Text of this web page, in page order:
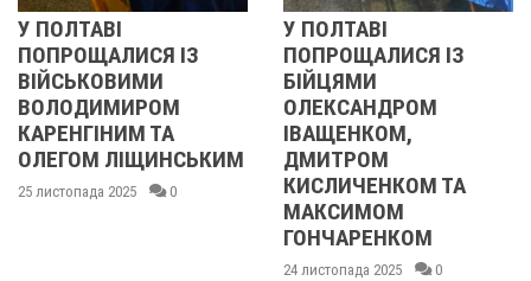
ІЗ
ТА
ЛІЩИНСЬКИМ
2025 0
У ПОЛТАВІ
ПОПРОЩАЛИСЯ ІЗ
БІЙЦЯМИ
ОЛЕКСАНДРОМ
ІВАЩЕНКОМ,
ДМИТРОМ
КИСЛИЧЕНКОМ ТА
МАКСИМОМ
ГОНЧАРЕНКОМ
24 листопада 2025 0